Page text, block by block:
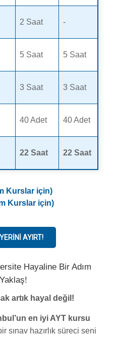
2 Saat -
5 Saat 5 Saat
3 Saat 3 Saat
40 Adet 40 Adet
22 Saat 22 Saat
Kurslar için)
Kurslar için)
AYIRT!
Hayaline Bir Adım
artık hayal değil!
en iyi AYT kursu
sınav hazırlık süreci seni